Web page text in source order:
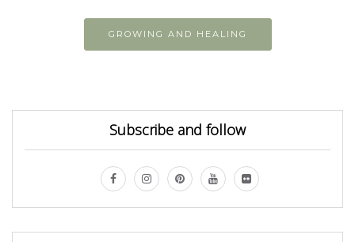
GROWING AND HEALING
Subscribe and follow